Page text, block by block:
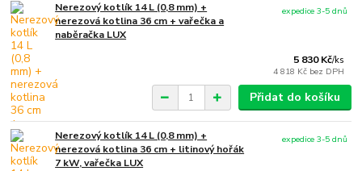
Nerezový kotlík 14 L (0,8 mm) +
nerezová kotlina 36 cm + vařečka a
naběračka LUX
5 830 Kč/ks
4 818 Kč bez DPH
expedice 3-5 dnů
Přidat do košíku
Nerezový kotlík 14 L (0,8 mm) +
nerezová kotlina 36 cm + litinový hořák
7 kW, vařečka LUX
expedice 3-5 dnů